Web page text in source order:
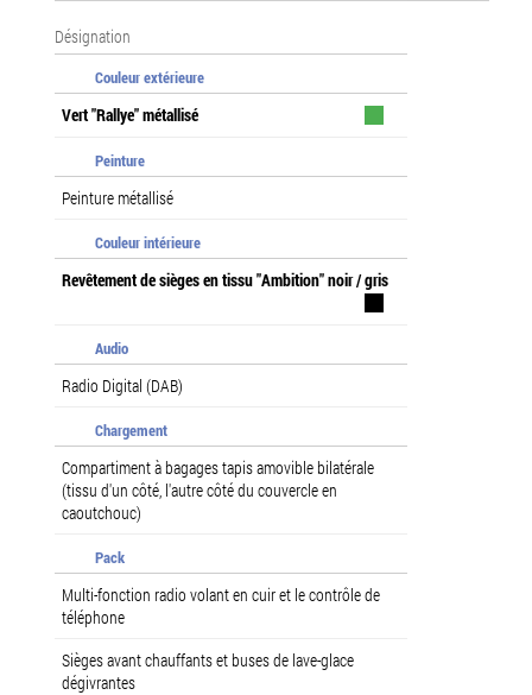
Désignation
Couleur extérieure
Vert "Rallye" métallisé
Peinture
Peinture métallisé
Couleur intérieure
Revêtement de sièges en tissu "Ambition" noir / gris
Audio
Radio Digital (DAB)
Chargement
Compartiment à bagages tapis amovible bilatérale
(tissu d'un côté, l'autre côté du couvercle en
caoutchouc)
Pack
Multi-fonction radio volant en cuir et le contrôle de
téléphone
Sièges avant chauffants et buses de lave-glace
dégivrantes